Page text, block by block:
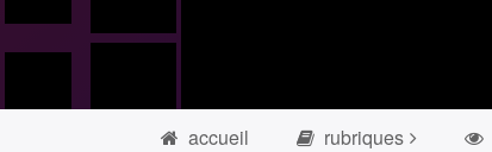
accueil rubriques